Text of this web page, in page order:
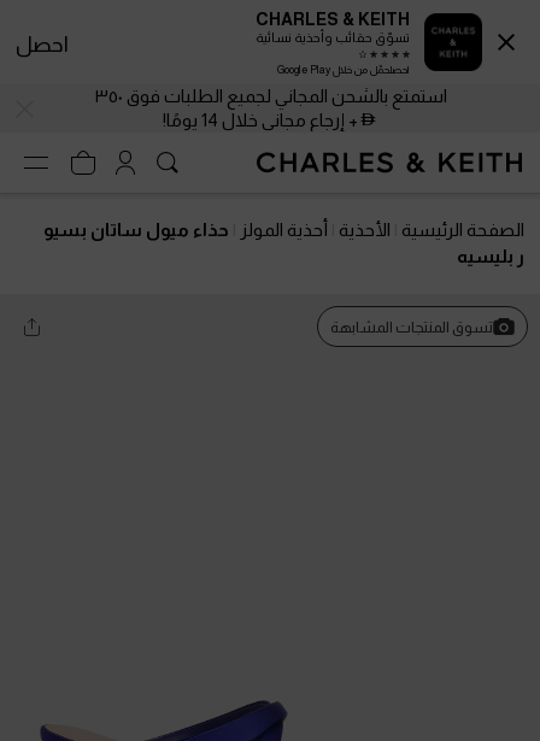
استمتع بالشحن المجاني لجميع الطلبات فوق ٣٥٠
+ إرجاع مجاني خلال 14 يومًا!
الصفحة الرئيسية الأحذية أحذية المولز
حذاء ميول ساتان بسيو
ر بليسيه
تسوق المنتجات المشابهة
CHARLES & KEITH
تسوّق حقائب وأحذية نسائية
احصلحمّل من خلال Google Play
احصل